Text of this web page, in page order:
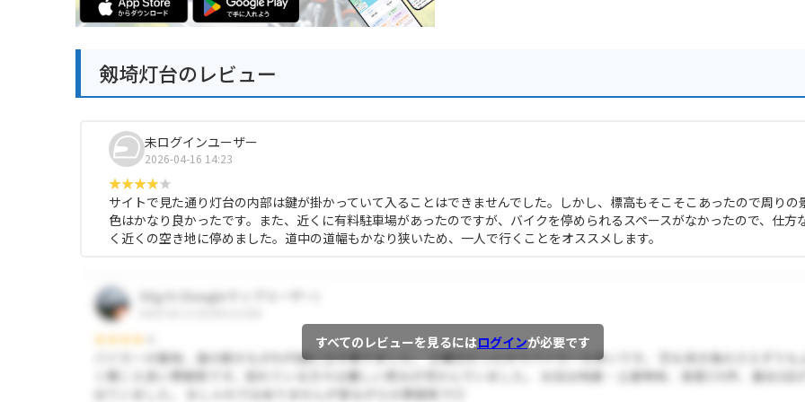
剱埼灯台のレビュー
未ログインユーザー
2026-04-16 14:23
サイトで見た通り灯台の内部は鍵が掛かっていて入ることはできませんでした。しかし、標高もそこそこあったので周りの
色はかなり良かったです。また、近くに有料駐車場があったのですが、バイクを停められるスペースがなかったので、仕方
く近くの空き地に停めました。道中の道幅もかなり狭いため、一人で行くことをオススメします。
すべてのレビューを見るにはログインが必要です